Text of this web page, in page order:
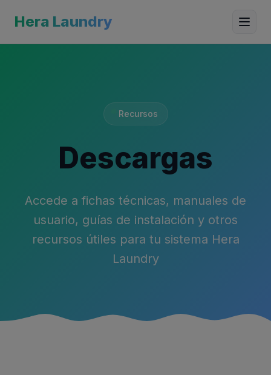
Hera Laundry
Recursos
Descargas
Accede a fichas técnicas, manuales de
usuario, guías de instalación y otros
recursos útiles para tu sistema Hera
Laundry